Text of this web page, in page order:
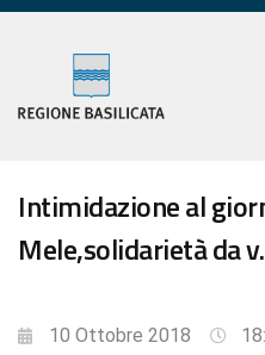
Intimidazione al
Mele,solidarietà da
10 Ottobre 2018